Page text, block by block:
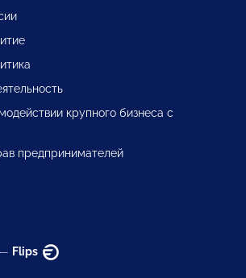
крупного бизнеса с
предпринимателей
Flips